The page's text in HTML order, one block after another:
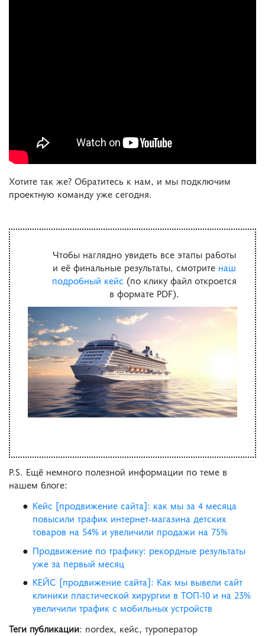
Хотите так же? Обратитесь к нам, и мы подключим
проектную команду уже сегодня.
Чтобы наглядно увидеть все этапы работы
и её финальные результаты, смотрите наш
подробный кейс (по клику файл откроется
в формате PDF).
P.S. Ещё немного полезной информации по теме в
нашем блоге:
Кейс [продвижение сайта]: как мы за 4 месяца
повысили трафик интернет-магазина детских
товаров на 54% и увеличили продажи на 75%
Продвижение по трафику: рекордные результаты
уже за первый месяц
КЕЙС [продвижение сайта]: Как мы вывели сайт
клиники пластической хирургии в ТОП-10 и на 23%
увеличили трафик с мобильных устройств
Теги публикации: nordex, кейс, туроператор